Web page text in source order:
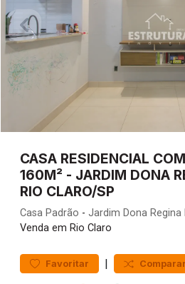
CASA RESIDENCIAL
160M² - JARDIM DONA
RIO CLARO/SP
Casa Padrão - Jardim Dona Regina
Venda em Rio Claro
Favoritar | Comparar